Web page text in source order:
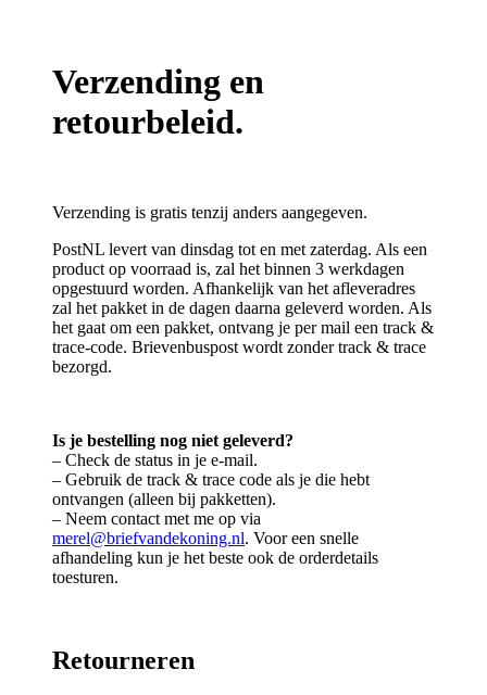
Verzending en
retourbeleid.
Verzending is gratis tenzij anders aangegeven.
PostNL levert van dinsdag tot en met zaterdag. Als een
product op voorraad is, zal het binnen 3 werkdagen
opgestuurd worden. Afhankelijk van het afleveradres
zal het pakket in de dagen daarna geleverd worden. Als
het gaat om een pakket, ontvang je per mail een track &
trace-code. Brievenbuspost wordt zonder track & trace
bezorgd.
Is je bestelling nog niet geleverd?
– Check de status in je e-mail.
– Gebruik de track & trace code als je die hebt
ontvangen (alleen bij pakketten).
– Neem contact met me op via
merel@briefvandekoning.nl. Voor een snelle
afhandeling kun je het beste ook de orderdetails
toesturen.
Retourneren